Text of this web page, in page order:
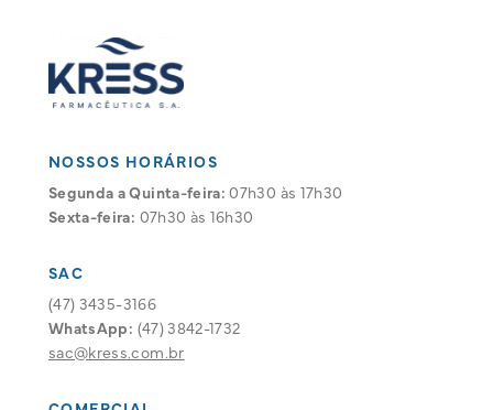
NOSSOS HORÁRIOS
Segunda a Quinta-feira: 07h30 às 17h30
Sexta-feira: 07h30 às 16h30
SAC
(47) 3435-3166
WhatsApp: (47) 3842-1732
sac@kress.com.br